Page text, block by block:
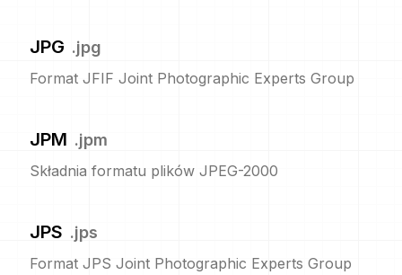
JPG .jpg
Format JFIF Joint Photographic Experts Group
JPM .jpm
Składnia formatu plików JPEG-2000
JPS .jps
Format JPS Joint Photographic Experts Group